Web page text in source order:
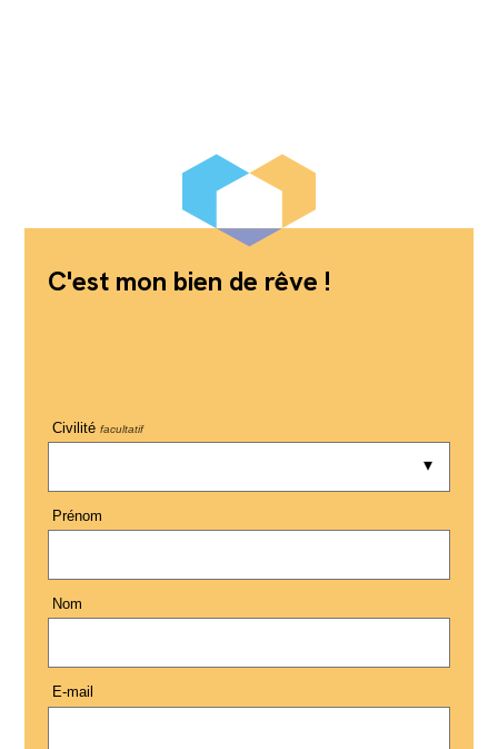
C'est mon bien de rêve !
Civilité facultatif
Prénom
Nom
E-mail